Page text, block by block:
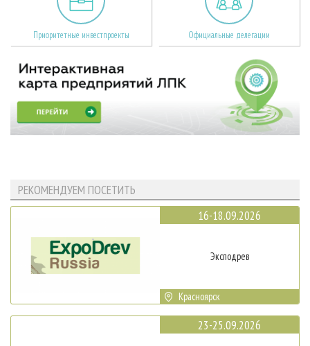
Приоритетные инвестпроекты Официальные делегации
РЕКОМЕНДУЕМ ПОСЕТИТЬ
16-18.09.2026
Эксподрев
Красноярск
23-25.09.2026